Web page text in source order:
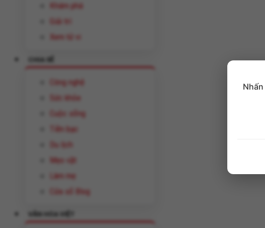
Khám phá
Giải trí
Xem tử vi
CHIA SẺ
Công nghệ
Sức khỏe
Cuộc sống
Tiền bạc
Du lịch
Mẹo vặt
Làm mẹ
Cửa sổ Blog
VĂN HÓA VIỆT
Nhấn